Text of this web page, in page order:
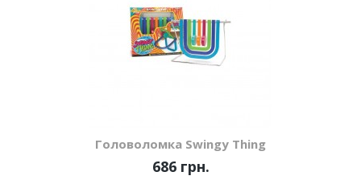
Головоломка Swingy Thing
686 грн.